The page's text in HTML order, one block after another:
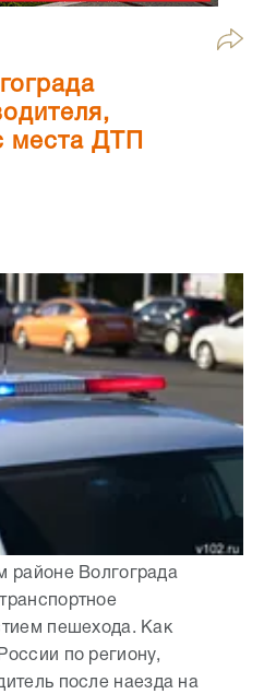
места ДТП
районе Волгограда
пешехода. Как
по региону,
после наезда на